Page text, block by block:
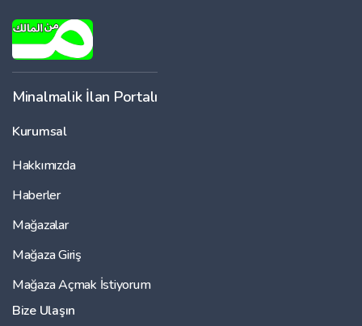
Minalmalik İlan Portalı
Kurumsal
Hakkımızda
Haberler
Mağazalar
Mağaza Giriş
Mağaza Açmak İstiyorum
Bize Ulaşın